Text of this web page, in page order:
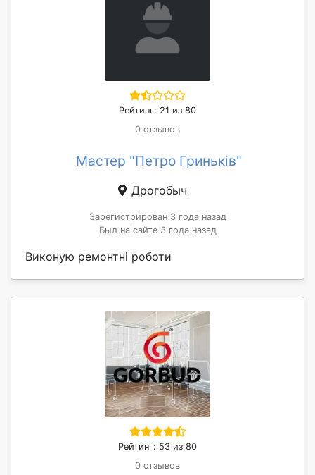
Рейтинг: 21 из 80
0 отзывов
Мастер "Петро Гриньків"
Дрогобыч
Зарегистрирован 3 года назад
Был на сайте 3 года назад
Виконую ремонтні роботи
Рейтинг: 53 из 80
0 отзывов